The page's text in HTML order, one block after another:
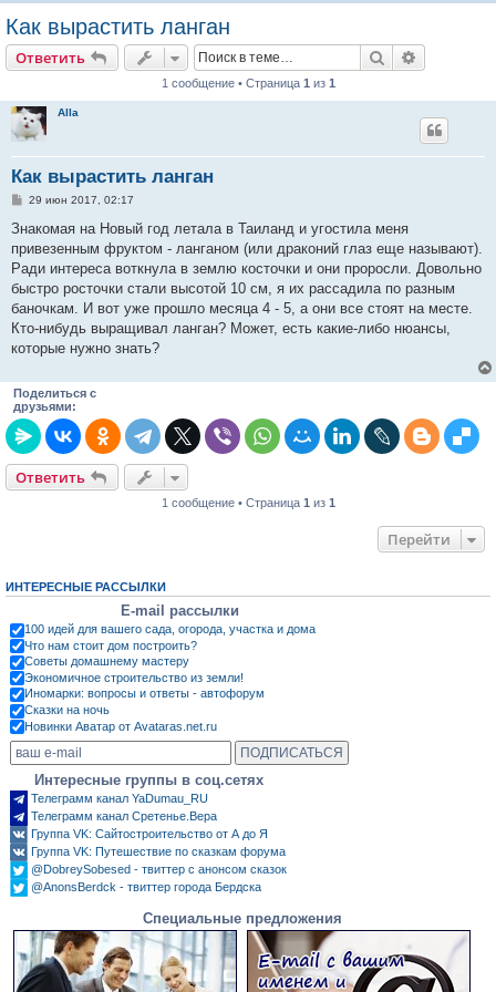
Как вырастить ланган
Ответить Поиск
1 сообщение • Страница 1 из 1
Alla
Как вырастить ланган
С
о
щ
е
н
и
е
29 июн 2017, 02:17
Знакомая на Новый год летала в Таиланд и угостила меня
привезенным фруктом - ланганом (или драконий глаз еще называют).
Ради интереса воткнула в землю косточки и они проросли. Довольно
быстро росточки стали высотой 10 см, я их рассадила по разным
баночкам. И вот уже прошло месяца 4 - 5, а они все стоят на месте.
Кто-нибудь выращивал ланган? Может, есть какие-либо нюансы,
которые нужно знать?
Поделиться с
друзьями:
Ответить
1 сообщение • Страница 1 из 1
Перейти
ИНТЕРЕСНЫЕ РАССЫЛКИ
E-mail рассылки
100 идей для вашего сада, огорода, участка и дома
Что нам стоит дом построить?
Советы домашнему мастеру
Экономичное строительство из земли!
Иномарки: вопросы и ответы - автофорум
Сказки на ночь
Новинки Аватар от Avataras.net.ru
Интересные группы в соц.сетях
Телеграмм канал YaDumau_RU
Телеграмм канал Сретенье.Вера
Группа VK: Сайтостроительство от А до Я
Группа VK: Путешествие по сказкам форума
@DobreySobesed - твиттер с анонсом сказок
@AnonsBerdck - твиттер города Бердска
Специальные предложения